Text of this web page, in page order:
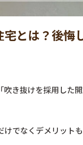
とは？後悔
き抜けを採用した
でなくデメリット